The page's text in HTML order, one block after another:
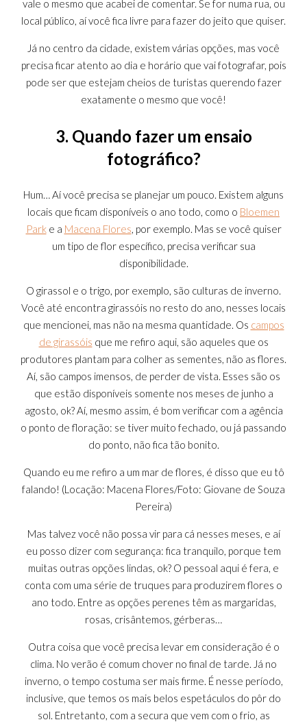
vale o mesmo que acabei de comentar. Se for numa rua, ou
local público, aí você fica livre para fazer do jeito que quiser.
Já no centro da cidade, existem várias opções, mas você
precisa ficar atento ao dia e horário que vai fotografar, pois
pode ser que estejam cheios de turistas querendo fazer
exatamente o mesmo que você!
3. Quando fazer um ensaio
fotográfico?
Hum… Aí você precisa se planejar um pouco. Existem alguns
locais que ficam disponíveis o ano todo, como o Bloemen
Parke a Macena Flores, por exemplo. Mas se você quiser
um tipo de flor específico, precisa verificar sua
disponibilidade.
O girassol e o trigo, por exemplo, são culturas de inverno.
Você até encontra girassóis no resto do ano, nesses locais
que mencionei, mas não na mesma quantidade. Os campos
de girassóis que me refiro aqui, são aqueles que os
produtores plantam para colher as sementes, não as flores.
Aí, são campos imensos, de perder de vista. Esses são os
que estão disponíveis somente nos meses de junho a
agosto, ok? Aí, mesmo assim, é bom verificar com a agência
o ponto de floração: se tiver muito fechado, ou já passando
do ponto, não fica tão bonito.
Quando eu me refiro a um mar de flores, é disso que eu tô
falando! (Locação: Macena Flores/Foto: Giovane de Souza
Pereira)
Mas talvez você não possa vir para cá nesses meses, e aí
eu posso dizer com segurança: fica tranquilo, porque tem
muitas outras opções lindas, ok? O pessoal aqui é fera, e
conta com uma série de truques para produzirem flores o
ano todo. Entre as opções perenes têm as margaridas,
rosas, crisântemos, gérberas…
Outra coisa que você precisa levar em consideração é o
clima. No verão é comum chover no final de tarde. Já no
inverno, o tempo costuma ser mais firme. É nesse período,
inclusive, que temos os mais belos espetáculos do pôr do
sol. Entretanto, com a secura que vem com o frio, as